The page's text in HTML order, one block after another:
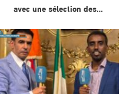
avec une sélection des…